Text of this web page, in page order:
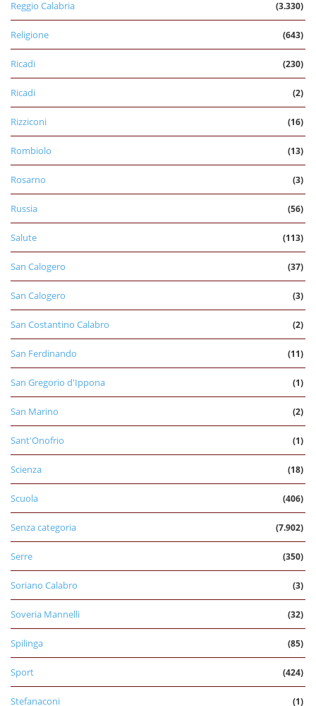
Reggio Calabria (3.330)
Religione (643)
Ricadi (230)
Ricadi (2)
Rizziconi (16)
Rombiolo (13)
Rosarno (3)
Russia (56)
Salute (113)
San Calogero (37)
San Calogero (3)
San Costantino Calabro (2)
San Ferdinando (11)
San Gregorio d'Ippona (1)
San Marino (2)
Sant'Onofrio (1)
Scienza (18)
Scuola (406)
Senza categoria (7.902)
Serre (350)
Soriano Calabro (3)
Soveria Mannelli (32)
Spilinga (85)
Sport (424)
Stefanaconi (1)